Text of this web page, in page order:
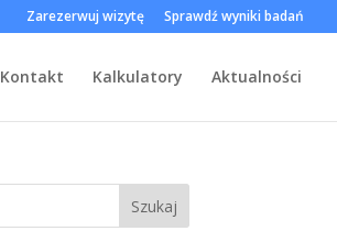
Zarezerwuj wizytę Sprawdź wyniki badań
Kontakt Kalkulatory Aktualności
Szukaj